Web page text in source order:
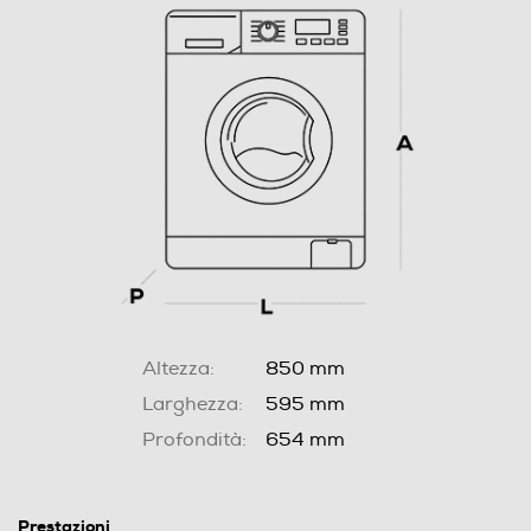
Altezza:
850 mm
Larghezza:
595 mm
Profondità:
654 mm
Prestazioni